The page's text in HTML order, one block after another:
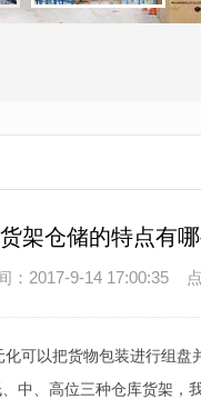
架仓储的特点有
：2017-9-14 17:00:35
可以把货物包装进行组
中、高位三种仓库货架，